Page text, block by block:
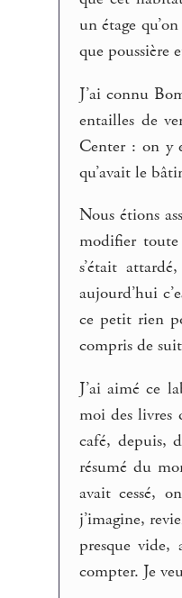
un étage
que poussière
J’ai connu
entailles de
Center : on y
qu’avait le
Nous étions
modifier
s’était
aujourd’hui
ce petit rien
compris de
J’ai aimé ce
moi des livres
café, depuis,
résumé du
avait cessé,
j’imagine,
presque
compter. Je